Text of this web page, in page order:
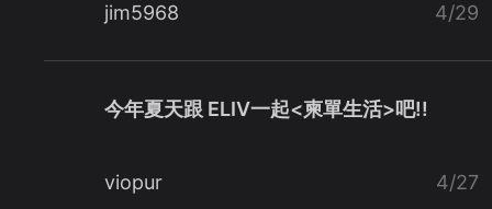
jim5968 4/29
今年夏天跟 ELIV一起<柬單生活>吧!!
viopur 4/27